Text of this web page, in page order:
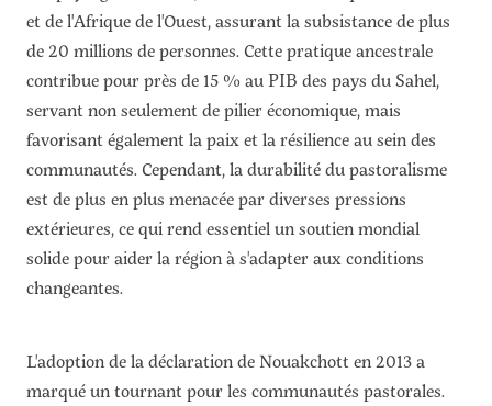
et de l'Afrique de l'Ouest, assurant la subsistance de plus
de 20 millions de personnes. Cette pratique ancestrale
contribue pour près de 15 % au PIB des pays du Sahel,
servant non seulement de pilier économique, mais
favorisant également la paix et la résilience au sein des
communautés. Cependant, la durabilité du pastoralisme
est de plus en plus menacée par diverses pressions
extérieures, ce qui rend essentiel un soutien mondial
solide pour aider la région à s'adapter aux conditions
changeantes.
L'adoption de la déclaration de Nouakchott en 2013 a
marqué un tournant pour les communautés pastorales.